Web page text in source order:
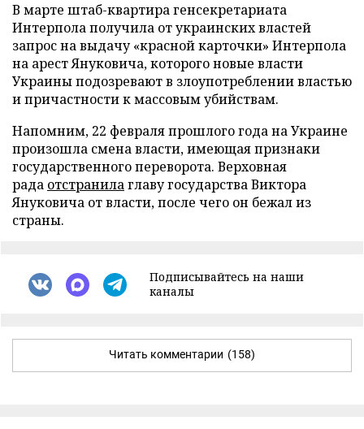
В марте штаб-квартира генсекретариата
Интерпола получила от украинских властей
запрос на выдачу «красной карточки» Интерпола
на арест Януковича, которого новые власти
Украины подозревают в злоупотреблении властью
и причастности к массовым убийствам.
Напомним, 22 февраля прошлого года на Украине
произошла смена власти, имеющая признаки
государственного переворота. Верховная
рада отстранилаглаву государства Виктора
Януковича от власти, после чего он бежал из
страны.
Подписывайтесь на наши
каналы
Читать комментарии (158)